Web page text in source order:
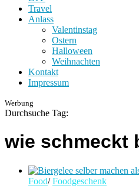
Travel
Anlass
Valentinstag
Ostern
Halloween
Weihnachten
Kontakt
Impressum
Werbung
Durchsuche Tag:
wie schmeckt
Food/ Foodgeschenk